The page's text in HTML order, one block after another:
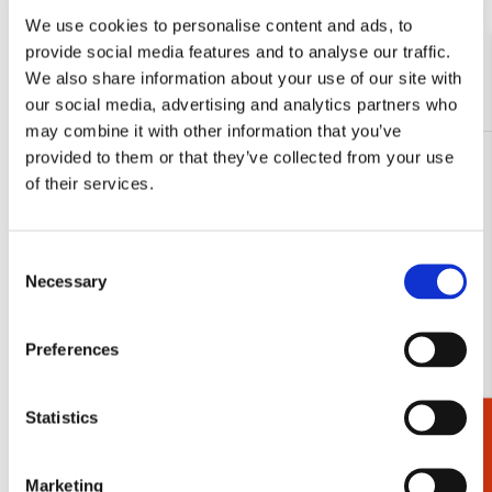
We use cookies to personalise content and ads, to
provide social media features and to analyse our traffic.
We also share information about your use of our site with
our social media, advertising and analytics partners who
may combine it with other information that you’ve
provided to them or that they’ve collected from your use
of their services.
Selection
Necessary
Preferences
Statistics
Marketing
Bekijk alles van Agenda’s en kalenders
Meer van Weekagenda's
Cadeaukiezer